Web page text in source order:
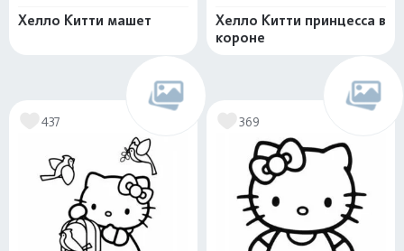
Хелло Китти машет
Хелло Китти принцесса в
короне
437 369